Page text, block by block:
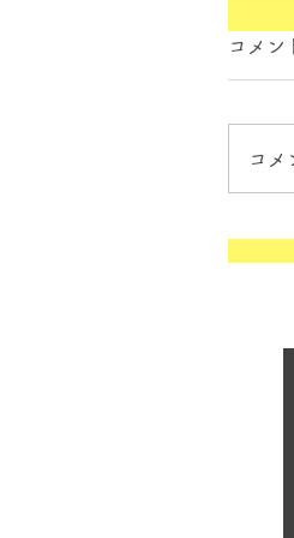
コメン
コメ